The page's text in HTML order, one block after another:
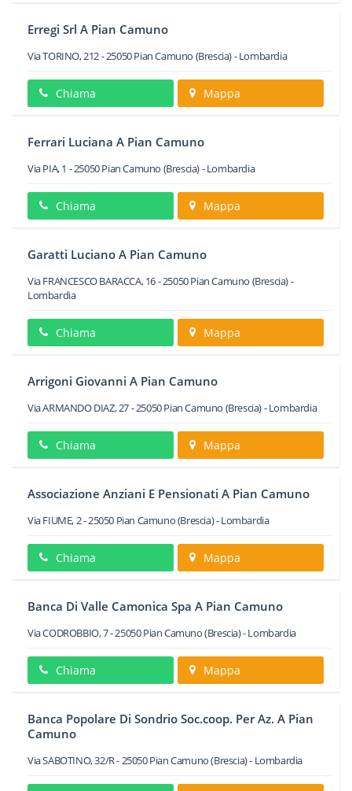
Erregi Srl A Pian Camuno
Via TORINO, 212-25050Pian Camuno (Brescia) -Lombardia
Chiama Mappa
Ferrari Luciana A Pian Camuno
Via PIA, 1 -25050Pian Camuno (Brescia) -Lombardia
Chiama Mappa
Garatti Luciano A Pian Camuno
Via FRANCESCO BARACCA, 16-25050Pian Camuno (Brescia) -
Lombardia
Chiama Mappa
Arrigoni Giovanni A Pian Camuno
Via ARMANDO DIAZ, 27-25050Pian Camuno (Brescia) -Lombardia
Chiama Mappa
Associazione Anziani E Pensionati A Pian Camuno
Via FIUME, 2-25050 Pian Camuno(Brescia) -Lombardia
Chiama Mappa
Banca Di Valle Camonica Spa A Pian Camuno
Via CODROBBIO, 7-25050Pian Camuno(Brescia) -Lombardia
Chiama Mappa
Banca Popolare Di Sondrio Soc.coop. Per Az. A Pian
Camuno
Via SABOTINO, 32/R-25050Pian Camuno(Brescia) - Lombardia